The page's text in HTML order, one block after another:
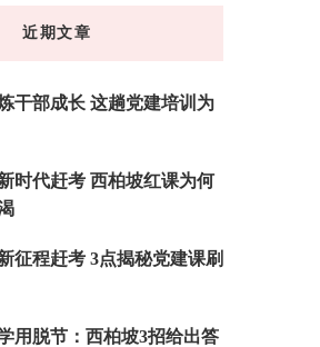
近期文章
干部成长 这趟党建培训为
时代赶考 西柏坡红课为何
征程赶考 3点揭秘党建课刷
用脱节：西柏坡3招给出答